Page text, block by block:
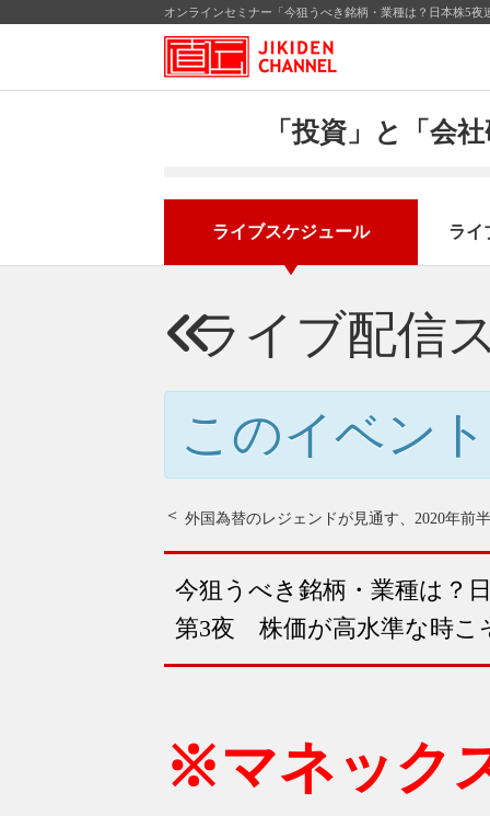
オンラインセミナー「今狙うべき銘柄・業種は？日本株5
「投資」と「会
ライブスケジュール ライ
ライブ配信
このイベン
今狙うべき銘柄・業種は？
第3夜 株価が高水準な時こ
※マネック